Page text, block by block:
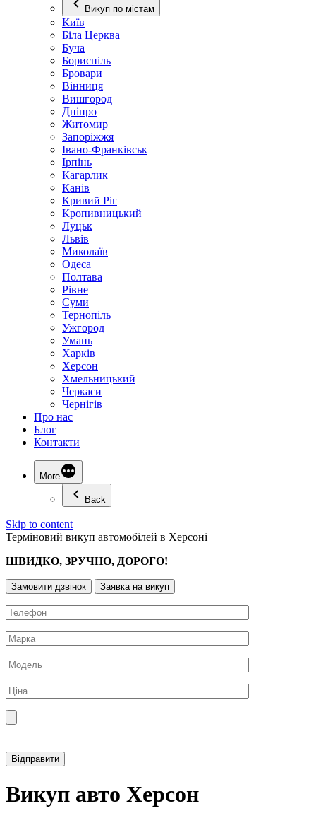
Викуп по містам
Київ
Біла Церква
Буча
Бориспіль
Бровари
Вінниця
Вишгород
Дніпро
Житомир
Запоріжжя
Івано-Франківськ
Ірпінь
Кагарлик
Канів
Кривий Ріг
Кропивницький
Луцьк
Львів
Миколаїв
Одеса
Полтава
Рівне
Суми
Тернопіль
Ужгород
Умань
Харків
Херсон
Хмельницький
Черкаси
Чернігів
Про нас
Блог
Контакти
More
Back
Skip to content
Терміновий викуп автомобілей в Херсоні
ШВИДКО, ЗРУЧНО, ДОРОГО!
Замовити дзвінок Заявка на викуп
Викуп авто Херсон